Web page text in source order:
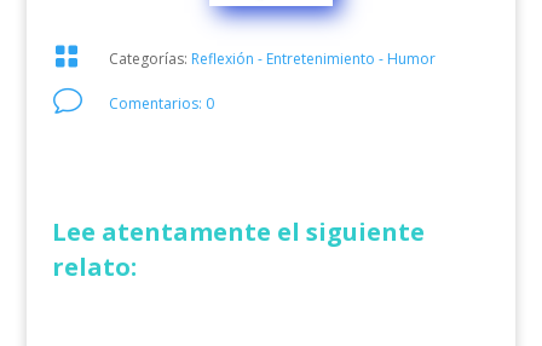
 Categorías: Reflexión - Entretenimiento - Humor
v Comentarios: 0
Lee atentamente el siguiente
relato: